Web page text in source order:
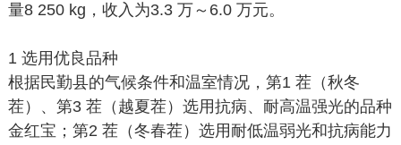
量8 250 kg，收入为3.3 万～6.0 万元。
1 选用优良品种
根据民勤县的气候条件和温室情况，第1 茬（秋冬
茬）、第3 茬（越夏茬）选用抗病、耐高温强光的品种
金红宝；第2 茬（冬春茬）选用耐低温弱光和抗病能力